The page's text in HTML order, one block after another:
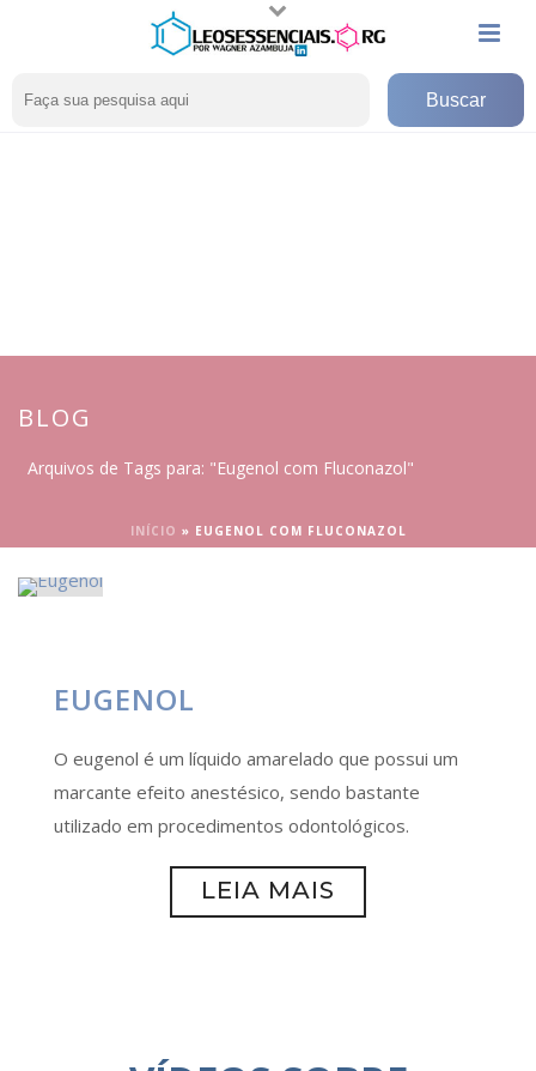
BLOG
Arquivos de Tags para: "Eugenol com Fluconazol"
INÍCIO » EUGENOL COM FLUCONAZOL
EUGENOL
O eugenol é um líquido amarelado que possui um
marcante efeito anestésico, sendo bastante
utilizado em procedimentos odontológicos.
LEIA MAIS